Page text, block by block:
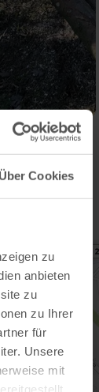
Über Cookies
zu
anbieten
zu
zu Ihrer
für
Unsere
mit